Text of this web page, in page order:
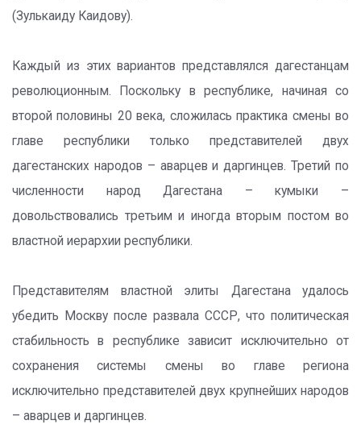
(Зулькаиду Каидову).
Каждый из этих вариантов представлялся дагестанцам
революционным. Поскольку в республике, начиная со
второй половины 20 века, сложилась практика смены во
главе республики только представителей двух
дагестанских народов – аварцев и даргинцев. Третий по
численности народ Дагестана – кумыки –
довольствовались третьим и иногда вторым постом во
властной иерархии республики.
Представителям властной элиты Дагестана удалось
убедить Москву после развала СССР, что политическая
стабильность в республике зависит исключительно от
сохранения системы смены во главе региона
исключительно представителей двух крупнейших народов
– аварцев и даргинцев.